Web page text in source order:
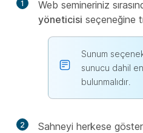
1 Web semineriniz
yöneticisi seçeneğine
Sunum
sunucu dahil
bulunmalıdır.
2 Sahneyi herkese